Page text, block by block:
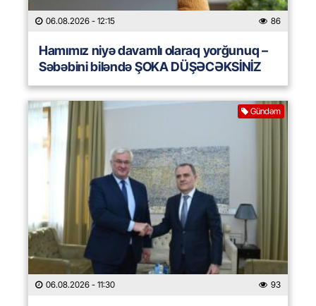
06.08.2026 - 12:15 86
Hamımız niyə davamlı olaraq yorğunuq –
Səbəbini biləndə ŞOKA DÜŞƏCƏKSİNİZ
Gündəm
06.08.2026 - 11:30 93